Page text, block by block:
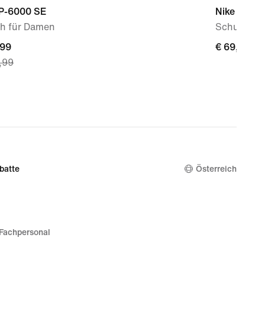
6000 SE
für Damen
Nike Force
Schuh
€ 69,99
€ 69,99
Österreich